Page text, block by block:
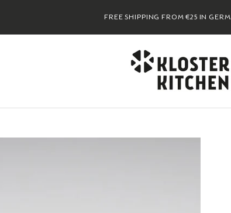
FREE SHIPPING FROM €25 IN